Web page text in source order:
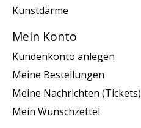
Kunstdärme
Mein Konto
Kundenkonto anlegen
Meine Bestellungen
Meine Nachrichten (Tickets)
Mein Wunschzettel